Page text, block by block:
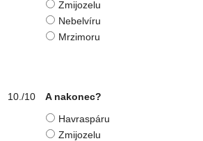
Zmijozelu
Nebelvíru
Mrzimoru
A nakonec?
Havraspáru
Zmijozelu